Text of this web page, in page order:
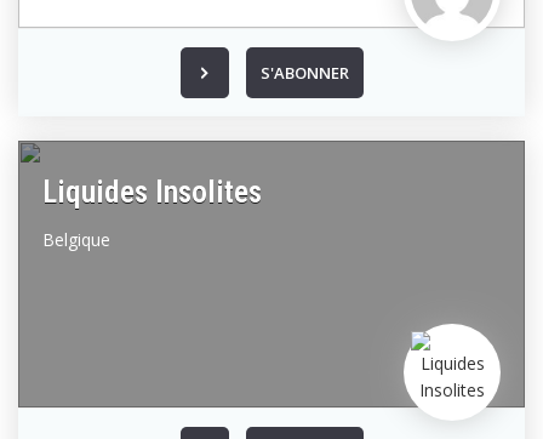
S'ABONNER
Liquides Insolites
Belgique